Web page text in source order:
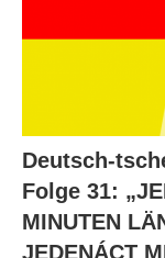
Deutsch-
Folge 31:
MINUTEN
JEDENÁCT